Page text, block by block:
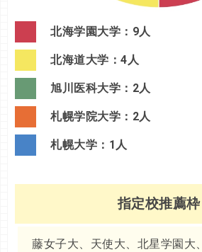
北海学園大学：9人
北海道大学：4人
旭川医科大学：2人
札幌学院大学：2人
札幌大学：1人
指定校推薦枠
藤女子大、天使大、北星学園大